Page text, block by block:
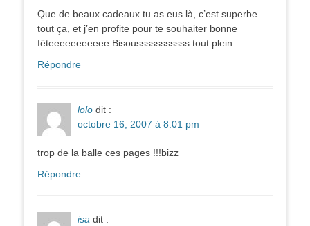
Que de beaux cadeaux tu as eus là, c’est superbe
tout ça, et j’en profite pour te souhaiter bonne
fêteeeeeeeeeee Bisousssssssssss tout plein
Répondre
lolo dit :
octobre 16, 2007 à 8:01 pm
trop de la balle ces pages !!!bizz
Répondre
isa dit :